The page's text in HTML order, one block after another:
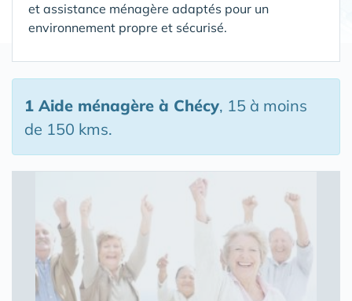
et assistance ménagère adaptés pour un
environnement propre et sécurisé.
1 Aide ménagère à Chécy, 15 à moins
de 150 kms.